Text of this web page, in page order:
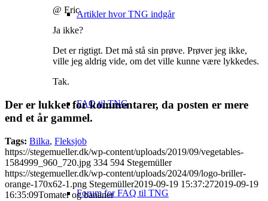
Artikler hvor TNG indgår
FAQ til TNG
Forum for FAQ til TNG
@ Eric
Ja ikke?
Det er rigtigt. Det må stå sin prøve. Prøver jeg ikke,
ville jeg aldrig vide, om det ville kunne være lykkedes.
Tak.
Der er lukket for kommentarer, da posten er mere
end et år gammel.
Tags: Bilka, Fleksjob
https://stegemueller.dk/wp-content/uploads/2019/09/vegetables-
1584999_960_720.jpg 334 594 Stegemüller
https://stegemueller.dk/wp-content/uploads/2024/09/logo-briller-
orange-170x62-1.png Stegemüller2019-09-19 15:37:272019-09-19
16:35:09Tomater og bananer